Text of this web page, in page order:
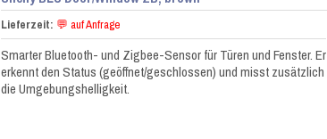
Lieferzeit: 💬 auf Anfrage
Smarter Bluetooth- und Zigbee-Sensor für Türen und Fenster. Er
erkennt den Status (geöffnet/geschlossen) und misst zusätzlich
die Umgebungshelligkeit.